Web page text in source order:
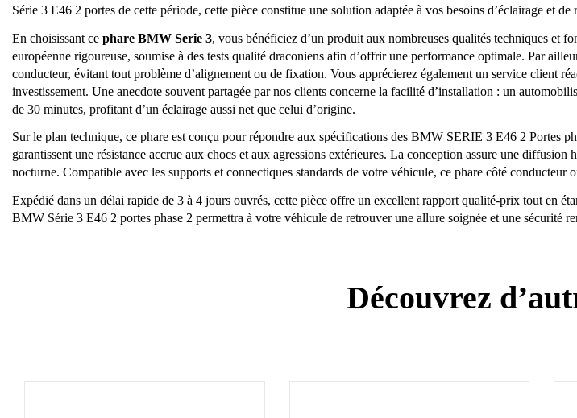
Série 3 E46 2 portes de cette période, cette pièce constitue une solution adaptée à vos besoins d’éclairage et de
En choisissant ce phare BMW Serie 3, vous bénéficiez d’un produit aux nombreuses qualités techniques et
européenne rigoureuse, soumise à des tests qualité draconiens afin d’offrir une performance optimale. Par
conducteur, évitant tout problème d’alignement ou de fixation. Vous apprécierez également un service client
investissement. Une anecdote souvent partagée par nos clients concerne la facilité d’installation : un
de 30 minutes, profitant d’un éclairage aussi net que celui d’origine.
Sur le plan technique, ce phare est conçu pour répondre aux spécifications des BMW SERIE 3 E46 2 Portes
garantissent une résistance accrue aux chocs et aux agressions extérieures. La conception assure une
nocturne. Compatible avec les supports et connectiques standards de votre véhicule, ce phare côté
Expédié dans un délai rapide de 3 à 4 jours ouvrés, cette pièce offre un excellent rapport qualité-prix tout en
BMW Série 3 E46 2 portes phase 2 permettra à votre véhicule de retrouver une allure soignée et une sécurité
Découvrez